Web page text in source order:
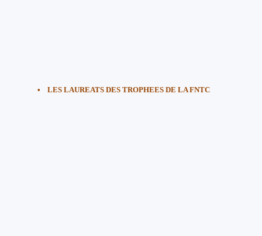
• LES LAUREATS DES TROPHEES DE LA FNTC